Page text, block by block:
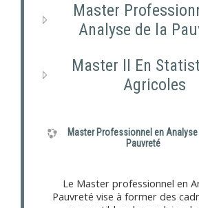
Master
Analyse de la
Master II En
Agricoles
Master Professionnel en Analyse
Pauvreté
Le Master professionnel en
Pauvreté vise à former des